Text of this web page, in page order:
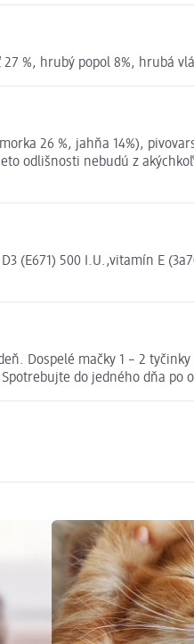
%, hrubý popol 8%, hrubá
26 %, jahňa 14%),
odlišnosti nebudú z
(E671) 500 I.U.,vitamín E
Dospelé mačky 1 – 2
do jedného dňa po